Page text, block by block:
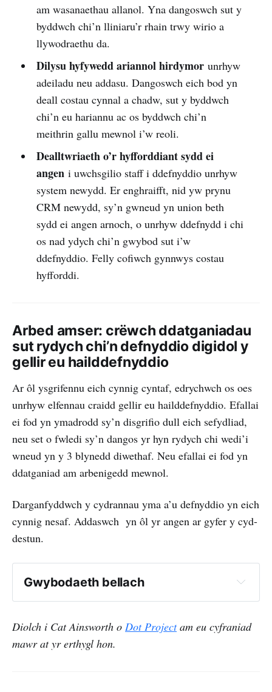
am wasanaethau allanol. Yna dangoswch sut y
byddwch chi’n lliniaru’r rhain trwy wirio a
llywodraethu da.
Dilysu hyfywedd ariannol hirdymorunrhyw
adeiladu neu addasu. Dangoswch eich bod yn
deall costau cynnal a chadw, sut y byddwch
chi’n eu hariannu ac os byddwch chi’n
meithrin gallu mewnol i’w reoli.
Dealltwriaeth o’r hyfforddiant sydd ei
angen i uwchsgilio staff i ddefnyddio unrhyw
system newydd. Er enghraifft, nid yw prynu
CRM newydd, sy’n gwneud yn union beth
sydd ei angen arnoch, o unrhyw ddefnydd i chi
os nad ydych chi’n gwybod sut i’w
ddefnyddio. Felly cofiwch gynnwys costau
hyfforddi.
Arbed amser: crëwch ddatganiadau
sut rydych chi’n defnyddio digidol y
gellir eu hailddefnyddio
Ar ôl ysgrifennu eich cynnig cyntaf, edrychwch os oes
unrhyw elfennau craidd gellir eu hailddefnyddio. Efallai
ei fod yn ymadrodd sy’n disgrifio dull eich sefydliad,
neu set o fwledi sy’n dangos yr hyn rydych chi wedi’i
wneud yn y 3 blynedd diwethaf. Neu efallai ei fod yn
ddatganiad am arbenigedd mewnol.
Darganfyddwch y cydrannau yma a’u defnyddio yn eich
cynnig nesaf. Addaswch yn ôl yr angen ar gyfer y cyd-
destun.
Gwybodaeth bellach
3 math o gyllid ar gyfer costau digidol
Diolch i Cat Ainsworth o Dot Projectam eu cyfraniad
mawr at yr erthygl hon.